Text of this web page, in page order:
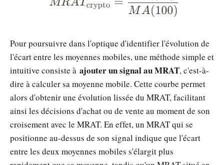
Pour poursuivre dans l'optique d'identifier l'évolution de
l'écart entre les moyennes mobiles, une méthode simple et
intuitive consiste à ajouter un signal au MRAT, c'est-à-
dire à calculer sa moyenne mobile. Cette courbe permet
alors d'obtenir une évolution lissée du MRAT, facilitant
ainsi les décisions d'achat ou de vente au moment de son
croisement avec le MRAT. En effet, un MRAT qui se
positionne au-dessus de son signal indique que l'écart
entre les deux moyennes mobiles s'élargit plus